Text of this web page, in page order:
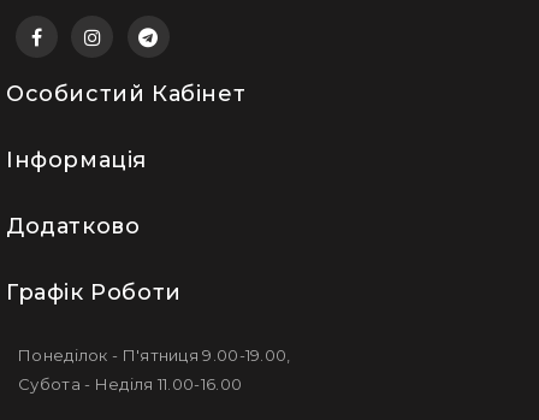
Особистий Кабінет
Інформація
Додатково
Графік Роботи
Понеділок - П'ятниця 9.00-19.00,
Субота - Неділя 11.00-16.00